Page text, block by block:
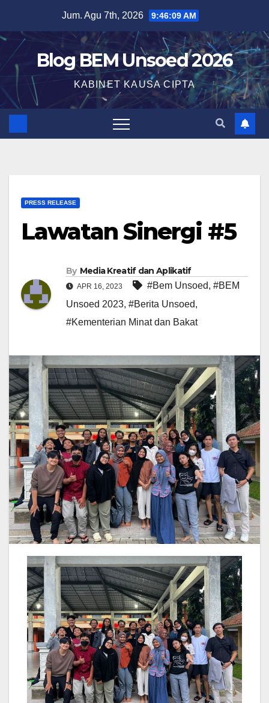
Jum. Agu 7th, 2026 9:46:10 AM
Blog BEM Unsoed 2026
KABINET KAUSA CIPTA
PRESS RELEASE
Lawatan Sinergi #5
By Media Kreatif dan Aplikatif
APR 16, 2023 #Bem Unsoed, #BEM
Unsoed 2023, #Berita Unsoed,
#Kementerian Minat dan Bakat